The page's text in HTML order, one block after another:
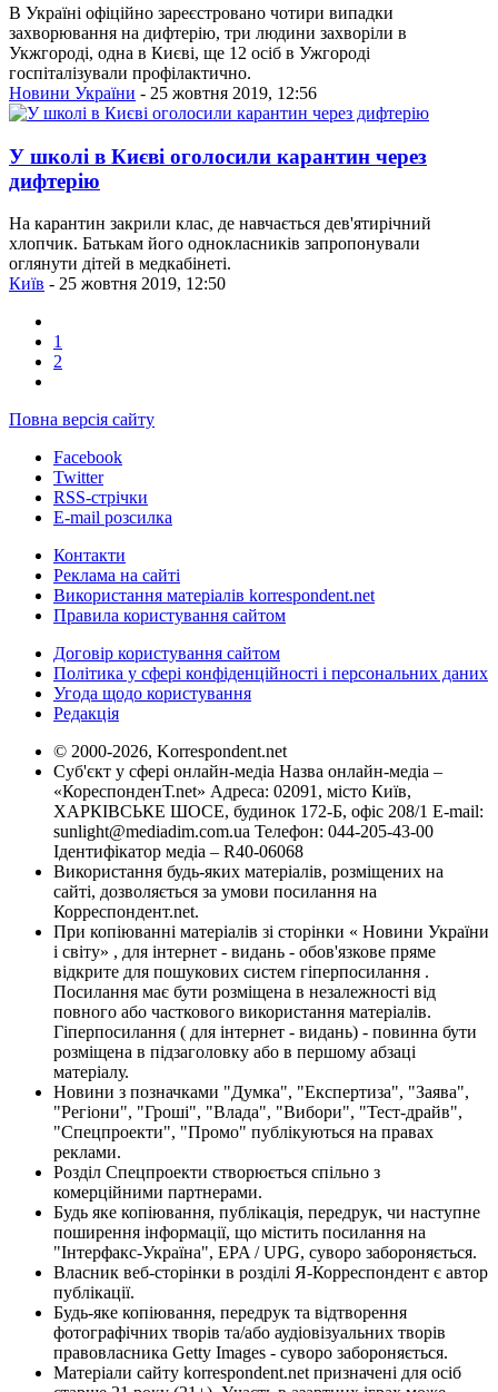
В Україні офіційно зареєстровано чотири випадки
захворювання на дифтерію, три людини захворіли в
Укжгороді, одна в Києві, ще 12 осіб в Ужгороді
госпіталізували профілактично.
Новини України - 25 жовтня 2019, 12:56
У школі в Києві оголосили карантин через
дифтерію
На карантин закрили клас, де навчається дев'ятирічний
хлопчик. Батькам його однокласників запропонували
оглянути дітей в медкабінеті.
Київ - 25 жовтня 2019, 12:50
1
2
Повна версія сайту
Facebook
Twitter
RSS-стрічки
E-mail розсилка
Контакти
Реклама на сайті
Використання матеріалів korrespondent.net
Правила користування сайтом
Договір користування сайтом
Політика у сфері конфіденційності і персональних даних
Угода щодо користування
Редакція
© 2000-2026, Korrespondent.net
Суб'єкт у сфері онлайн-медіа Назва онлайн-медіа –
«КореспонденТ.net» Адреса: 02091, місто Київ,
ХАРКІВСЬКЕ ШОСЕ, будинок 172-Б, офіс 208/1 E-mail:
sunlight@mediadim.com.ua Телефон: 044-205-43-00
Ідентифікатор медіа – R40-06068
Використання будь-яких матеріалів, розміщених на
сайті, дозволяється за умови посилання на
Корреспондент.net.
При копіюванні матеріалів зі сторінки « Новини України
і світу» , для інтернет - видань - обов'язкове пряме
відкрите для пошукових систем гіперпосилання .
Посилання має бути розміщена в незалежності від
повного або часткового використання матеріалів.
Гіперпосилання ( для інтернет - видань) - повинна бути
розміщена в підзаголовку або в першому абзаці
матеріалу.
Новини з позначками "Думка", "Експертиза", "Заява",
"Регіони", "Гроші", "Влада", "Вибори", "Тест-драйв",
"Спецпроекти", "Промо" публікуються на правах
реклами.
Розділ Спецпроекти створюється спільно з
комерційними партнерами.
Будь яке копіювання, публікація, передрук, чи наступне
поширення інформації, що містить посилання на
"Інтерфакс-Україна", EPA / UPG, суворо забороняється.
Власник веб-сторінки в розділі Я-Корреспондент є автор
публікації.
Будь-яке копіювання, передрук та відтворення
фотографічних творів та/або аудіовізуальних творів
правовласника Getty Images - суворо забороняється.
Матеріали сайту korrespondent.net призначені для осіб